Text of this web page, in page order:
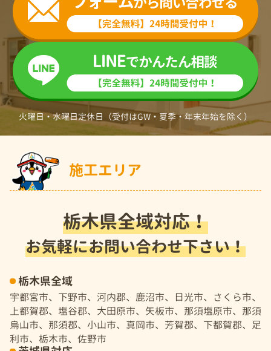
火曜日・水曜日定休日（受付はGW・夏季・年末年始を除く）
施工エリア
栃木県全域対応！
お気軽にお問い合わせ下さい！
栃木県全域
宇都宮市、下野市、河内郡、鹿沼市、日光市、さくら市、
上都賀郡、塩谷郡、大田原市、矢板市、那須塩原市、那須
烏山市、那須郡、小山市、真岡市、芳賀郡、下都賀郡、足
利市、栃木市、佐野市